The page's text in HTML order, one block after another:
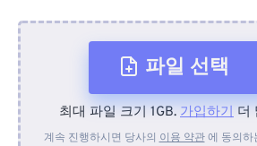
파일 선택
장치에서
최대 파일 크기 1GB. 가입하기 더
계속 진행하시면 당사의 이용 약관에 동의하